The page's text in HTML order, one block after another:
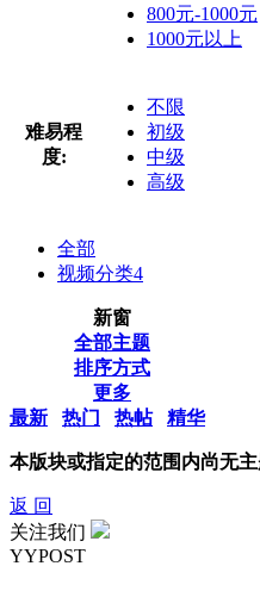
800元-1000元
1000元以上
难易程
度:
不限
初级
中级
高级
全部
视频分类4
新窗
全部主题
排序方式
更多
最新
热门 热帖 精华
本版块或指定的范围内尚无
返 回
关注我们
YYPOST